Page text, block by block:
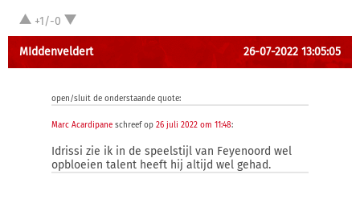
+1/-0
MIddenveldert 26-07-2022 13:05:05
open/sluit de onderstaande quote:
Marc Acardipane schreef op 26 juli 2022 om 11:48:
Idrissi zie ik in de speelstijl van Feyenoord wel
opbloeien talent heeft hij altijd wel gehad.